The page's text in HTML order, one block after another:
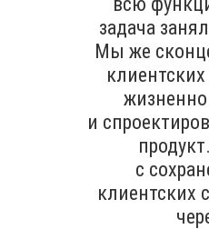
задача
Мы же
и
с
клиентских